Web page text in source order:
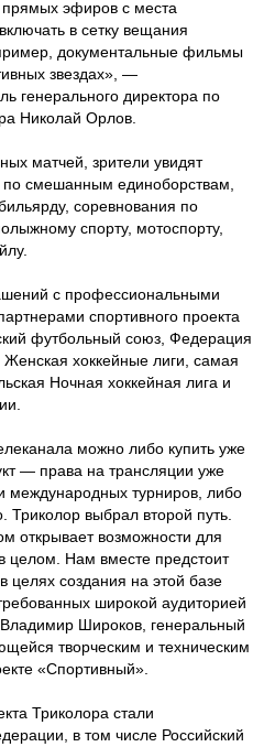
эфиров с места
в сетку вещания
документальные фильмы
звездах», —
генерального директора по
Николай Орлов.
матчей, зрители увидят
смешанным единоборствам,
соревнования по
спорту, мотоспорту,
с профессиональными
спортивного проекта
футбольный союз, Федерация
хоккейные лиги, самая
Ночная хоккейная лига и
можно либо купить уже
— права на трансляции уже
международных турниров, либо
Триколор выбрал второй путь.
открывает возможности для
целом. Нам вместе предстоит
целях создания на этой базе
широкой аудиторией
Широков, генеральный
творческим и техническим
«Спортивный».
Триколора стали
в том числе Российский